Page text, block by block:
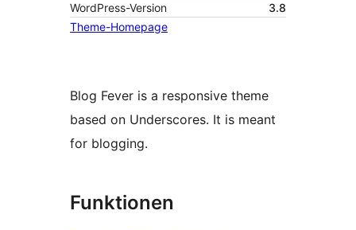
WordPress-Version
3.8
Theme-Homepage
Blog Fever is a responsive theme
based on Underscores. It is meant
for blogging.
Funktionen